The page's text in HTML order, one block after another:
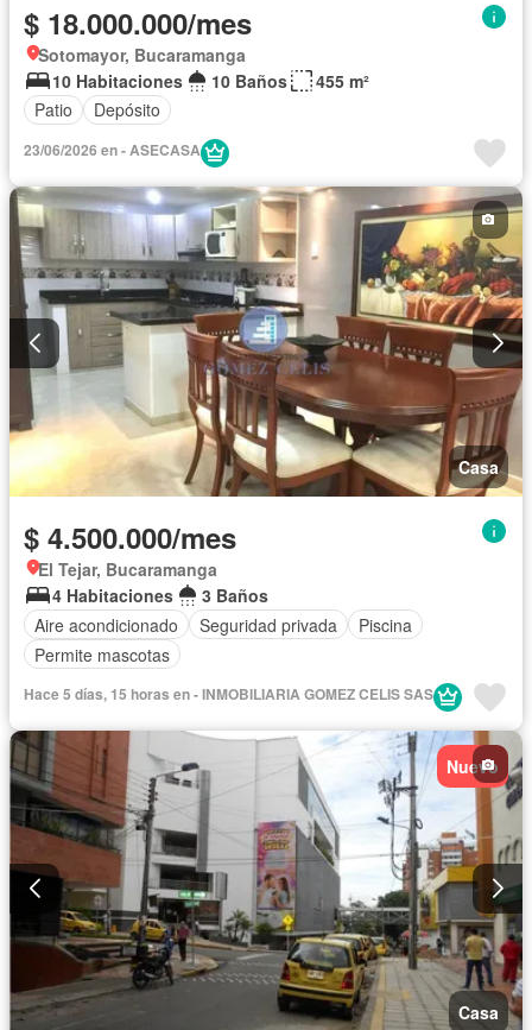
$ 18.000.000/mes
Sotomayor, Bucaramanga
10 Habitaciones
10 Baños
455 m²
Patio
Depósito
23/06/2026 en - ASECASA
Casa
$ 4.500.000/mes
El Tejar, Bucaramanga
4 Habitaciones
3 Baños
Aire acondicionado
Seguridad privada
Piscina
Permite mascotas
Hace 5 días, 15 horas en - INMOBILIARIA GOMEZ CELIS SAS
Nuevo
Casa